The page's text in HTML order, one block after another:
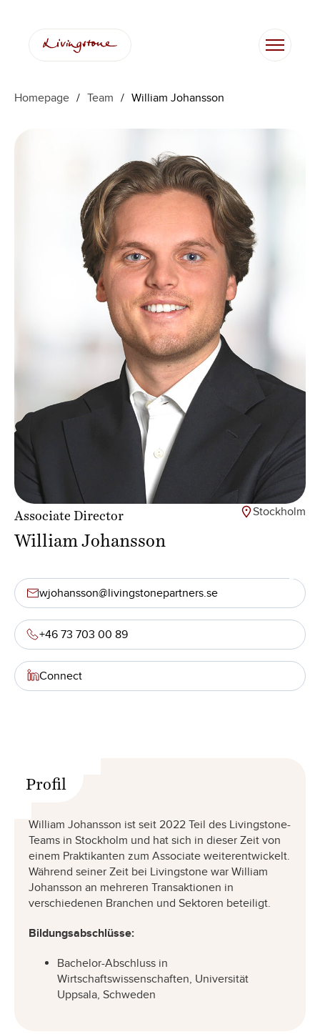
springen
Homepage / Team / William Johansson
Associate Director Stockholm
William Johansson
wjohansson@livingstonepartners.se
+46 73 703 00 89
Connect
Profil
William Johansson ist seit 2022 Teil des Livingstone-
Teams in Stockholm und hat sich in dieser Zeit von
einem Praktikanten zum Associate weiterentwickelt.
Während seiner Zeit bei Livingstone war William
Johansson an mehreren Transaktionen in
verschiedenen Branchen und Sektoren beteiligt.
Bildungsabschlüsse:
Bachelor-Abschluss in
Wirtschaftswissenschaften, Universität
Uppsala, Schweden